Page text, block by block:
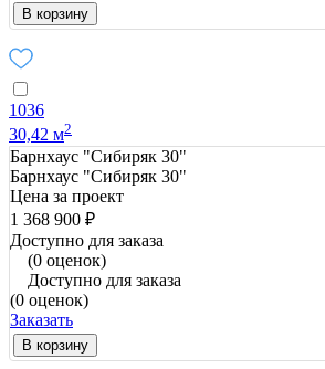
В корзину
1036
30,42 м2
Барнхаус "Сибиряк 30"
Барнхаус "Сибиряк 30"
Цена за проект
1 368 900 ₽
Доступно для заказа
(0 оценок)
Доступно для заказа
(0 оценок)
Заказать
В корзину